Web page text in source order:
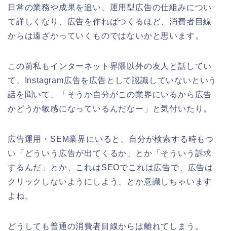
日常の業務や成果を追い、運用型広告の仕組みについ
て詳しくなり、広告を作ればつくるほど、消費者目線
からは遠ざかっていくものではないかと思います。
この前私もインターネット界隈以外の友人と話してい
て、Instagram広告を広告として認識していないという
話を聞いて、「そうか自分がこの業界にいるから広告
かどうか敏感になっているんだなー」と気付いたり。
広告運用・SEM業界にいると、自分が検索する時もつ
い「どういう広告が出てくるか」とか「そういう訴求
するんだ」とか、これはSEOでこれは広告で、広告は
クリックしないようにしよう、とか意識しちゃいます
よね。
どうしても普通の消費者目線からは離れてしまう。